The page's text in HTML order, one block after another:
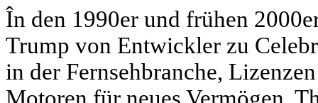
În den 1990er und frühen
Trump von Entwickler zu
in der Fernsehbranche,